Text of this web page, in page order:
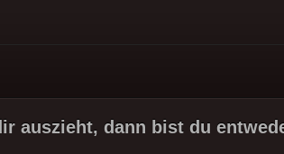
auszieht, dann bist du